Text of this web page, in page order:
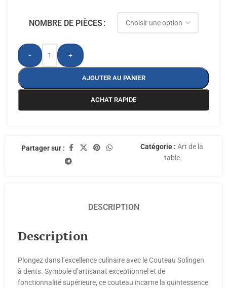
NOMBRE DE PIÈCES
- +
AJOUTER AU PANIER
ACHAT RAPIDE
Partager sur : Catégorie : Art de la
table
DESCRIPTION
Description
Plongez dans l’excellence culinaire avec le Couteau Solingen
à dents. Symbole d’artisanat exceptionnel et de
fonctionnalité supérieure, ce couteau incarne la quintessence